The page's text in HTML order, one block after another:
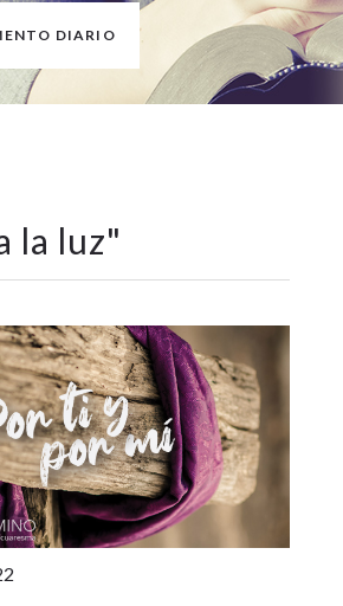
DIARIO
la luz"